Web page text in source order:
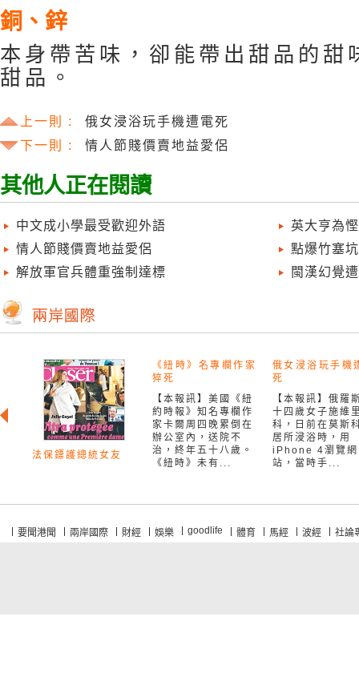
銅、鋅
本身帶苦味，卻能帶出甜品的甜
甜品。
上一則 :
俄女浸浴玩手機遭電死
下一則 :
情人節賤價賣地益愛侶
其他人正在閱讀
中文成小學最受歡迎外語
情人節賤價賣地益愛侶
解放軍官兵體重強制達標
英大亨為
點爆竹塞
閩漢幻覺
法保鏢護總統女友
《紐時》名專欄作家
猝死
【本報訊】美國《紐
約時報》知名專欄作
家卡爾周四晚累倒在
辦公室內，送院不
治，終年五十八歲。
《紐時》未有...
俄女浸浴玩手機
死
【本報訊】俄羅
十四歲女子施維
科，日前在莫斯
居所浸浴時，用
iPhone 4瀏覽網
站，當時手...
要聞港聞 兩岸國際 財經 娛樂 goodlife 體育 馬經 波經 社論